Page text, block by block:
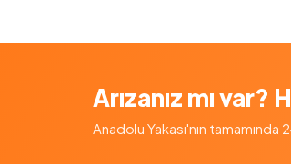
Arızanız mı
Anadolu Yakası'nın